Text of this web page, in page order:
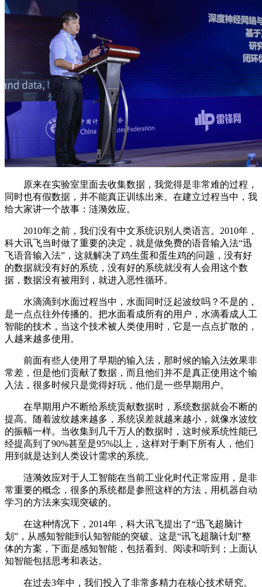
原来在实验室里面去收集数据，我觉得是非常难的过程，
同时也有假数据，并不能真正训练出来。在建立过程当中，我
给大家讲一个故事：涟漪效应。
2010年之前，我们没有中文系统识别人类语言。2010年，
科大讯飞当时做了重要的决定，就是做免费的语音输入法“迅
飞语音输入法”，这就解决了鸡生蛋和蛋生鸡的问题，没有好
的数据就没有好的系统，没有好的系统就没有人会用这个数
据，数据没有被用到，就进入恶性循环。
水滴滴到水面过程当中，水面同时泛起波纹吗？不是的，
是一点点往外传播的。把水面看成所有的用户，水滴看成人工
智能的技术，当这个技术被人类使用时，它是一点点扩散的，
人越来越多使用。
前面有些人使用了早期的输入法，那时候的输入法效果非
常差，但是他们贡献了数据，而且他们并不是真正使用这个输
入法，很多时候只是觉得好玩，他们是一些早期用户。
在早期用户不断给系统贡献数据时，系统数据就会不断的
提高。随着波纹越来越多，系统误差就越来越小，就像水波纹
的振幅一样。当收集到几千万人的数据时，这时候系统性能已
经提高到了90%甚至是95%以上，这样对于剩下所有人，他们
用到就是达到人类设计需求的系统。
涟漪效应对于人工智能在当前工业化时代正常应用，是非
常重要的概念，很多的系统都是参照这样的方法，用机器自动
学习的方法来实现突破的。
在这种情况下，2014年，科大讯飞提出了“迅飞超脑计
划”，从感知智能到认知智能的突破。这是“讯飞超脑计划”整
体的方案，下面是感知智能，包括看到、阅读和听到；上面认
知智能包括思考和表达。
在过去3年中，我们投入了非常多精力在核心技术研究。